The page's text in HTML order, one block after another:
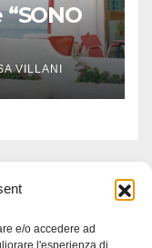
e/o accedere ad
l'esperienza di
VILLANI